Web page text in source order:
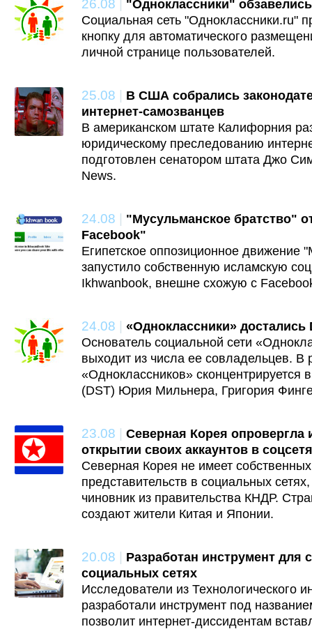
26.08
"Одноклассники"
Социальная сеть "Одноклассники.ru"
кнопку для автоматического
личной странице пользователей.
25.08 | В США собрались
интернет-самозванцев
В американском штате Калифорния
юридическому преследованию
подготовлен сенатором штата Джо
News.
24.08 | "Мусульманское братство"
Facebook"
Египетское оппозиционное движение
запустило собственную исламскую
Ikhwanbook, внешне схожую с
24.08 | «Одноклассники» достались
Основатель социальной сети
выходит из числа ее совладельцев. В
«Одноклассников» сконцентрируется
(DST) Юрия Мильнера, Григория
23.08 | Северная Корея
открытии своих аккаунтов в
Северная Корея не имеет
представительств в социальных
чиновник из правительства КНДР.
создают жители Китая и Японии.
20.08 | Разработан инструмент для
социальных сетях
Исследователи из Технологического
разработали инструмент под
позволит интернет-диссидентам